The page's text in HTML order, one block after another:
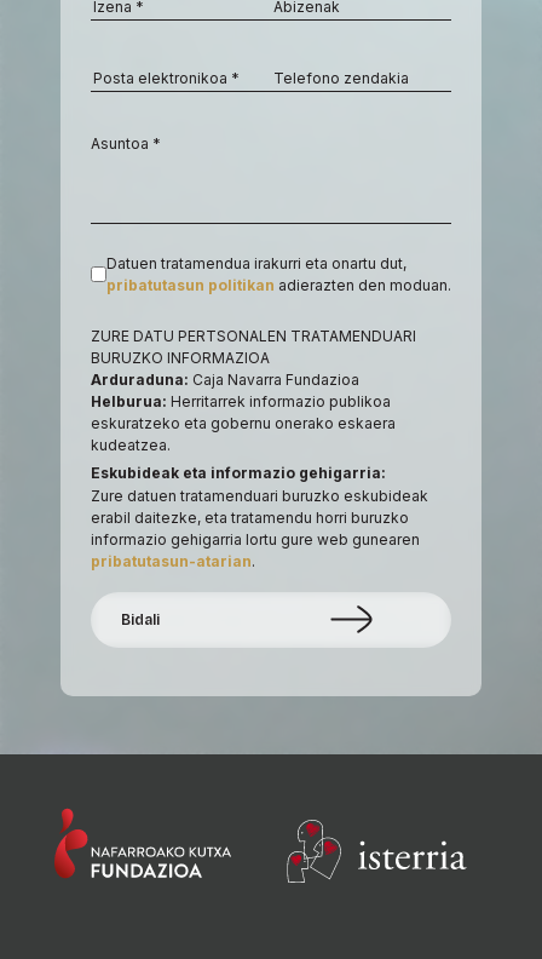
Datuen tratamendua irakurri eta onartu dut,
pribatutasun politikan adierazten den moduan.
ZURE DATU PERTSONALEN TRATAMENDUARI
BURUZKO INFORMAZIOA
Arduraduna: Caja Navarra Fundazioa
Helburua: Herritarrek informazio publikoa
eskuratzeko eta gobernu onerako eskaera
kudeatzea.
Eskubideak eta informazio gehigarria:
Zure datuen tratamenduari buruzko eskubideak
erabil daitezke, eta tratamendu horri buruzko
informazio gehigarria lortu gure web gunearen
pribatutasun-atarian.
Bidali